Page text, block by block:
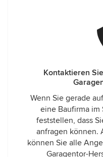
Kontaktieren
Wenn Sie gerade
eine Baufirma im
feststellen, dass
anfragen können.
können Sie alle
Garagentor-